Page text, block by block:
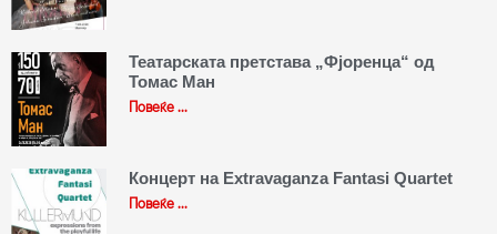
Театарската претстава „Фјоренца“ од
Томас Ман
Повеќе ...
Концерт на Extravaganza Fantasi Quartet
Повеќе ...